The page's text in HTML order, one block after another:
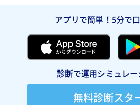
アプリで簡単！5分で
診断で運用シミュレー
無料診断スタ